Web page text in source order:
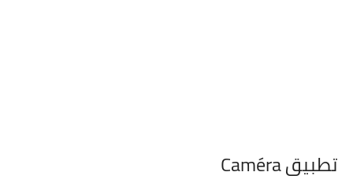
تطبيق Caméra